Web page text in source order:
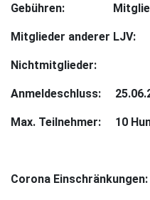
Gebühren:
Mitglieder anderer
Nichtmitglieder:
Anmeldeschluss:
Max. Teilnehmer: 10
Corona Einschränkungen: